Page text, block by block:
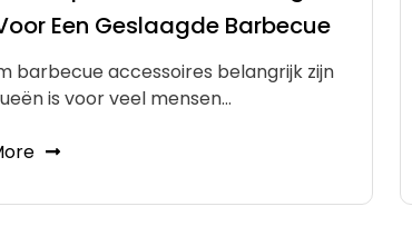
Een Geslaagde Barbecue
barbecue accessoires belangrijk zijn
is voor veel mensen…